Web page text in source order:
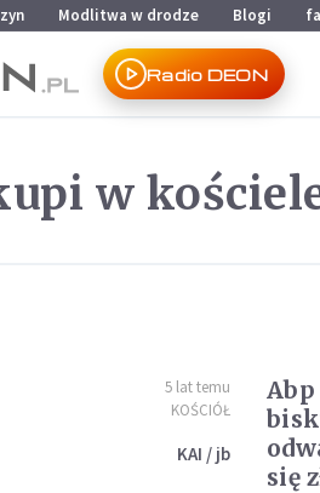
Modlitwa w drodze Blogi
Radio DEON
w
5 lat temu
KOŚCIÓŁ
KAI / jb
się